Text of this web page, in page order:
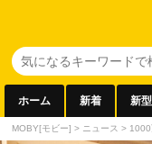
ホーム 新着 新
MOBY[モビー] > ニュース >